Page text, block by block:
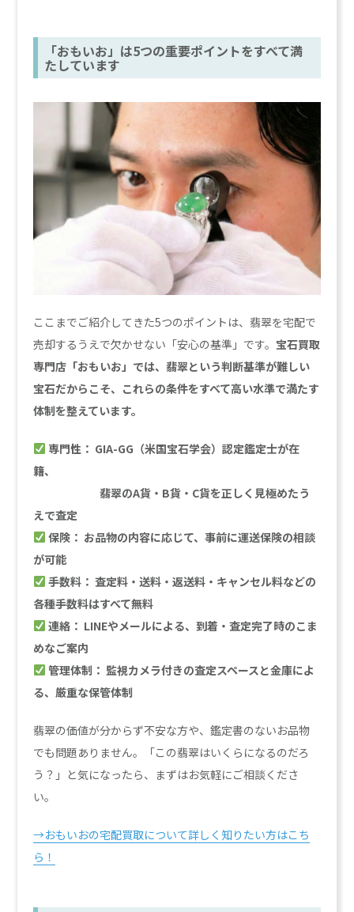
「おもいお」は5つの重要ポイントをすべて満
たしています
ここまでご紹介してきた5つのポイントは、翡翠を宅配で
売却するうえで欠かせない「安心の基準」です。 宝石買取
専門店「おもいお」では、翡翠という判断基準が難しい
宝石だからこそ、これらの条件をすべて高い水準で満たす
体制を整えています。
専門性： GIA-GG（米国宝石学会）認定鑑定士が在
籍、
翡翠のA貨・B貨・C貨を正しく見極めたう
えで査定
保険： お品物の内容に応じて、事前に運送保険の相談
が可能
手数料： 査定料・送料・返送料・キャンセル料などの
各種手数料はすべて無料
連絡： LINEやメールによる、到着・査定完了時のこま
めなご案内
管理体制： 監視カメラ付きの査定スペースと金庫によ
る、厳重な保管体制
翡翠の価値が分からず不安な方や、鑑定書のないお品物
でも問題ありません。「この翡翠はいくらになるのだろ
う？」と気になったら、まずはお気軽にご相談くださ
い。
→おもいおの宅配買取について詳しく知りたい方はこち
ら！